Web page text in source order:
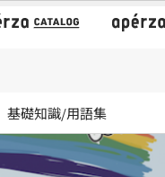
基礎知識/用語集